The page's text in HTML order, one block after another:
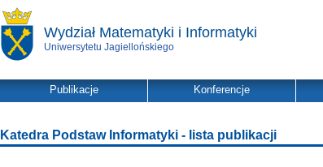
Wydział Matematyki i Informatyki
Uniwersytetu Jagiellońskiego
Publikacje Konferencje
Katedra Podstaw Informatyki - lista publikacji